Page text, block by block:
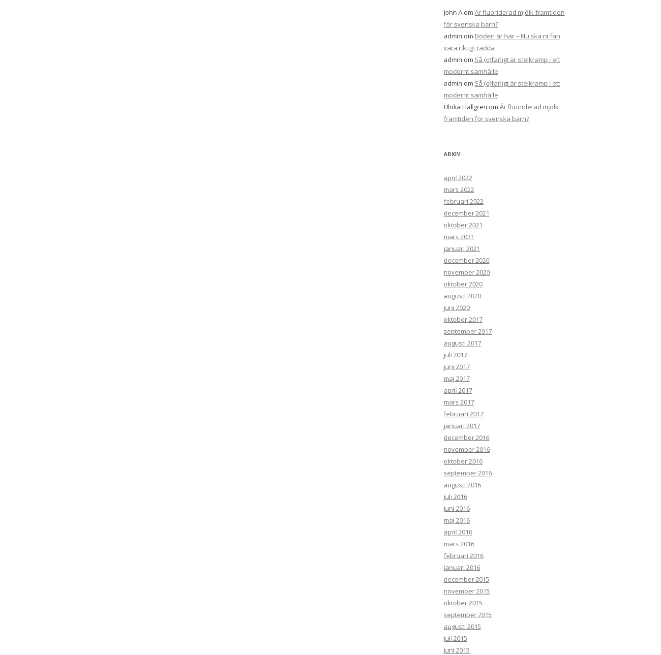
John A om Är fluoriderad mjölk framtiden
för svenska barn?
admin om Döden är här – Nu ska ni fan
vara riktigt rädda
admin om Så (o)farligt är stelkramp i ett
modernt samhälle
admin om Så (o)farligt är stelkramp i ett
modernt samhälle
Ulrika Hallgren om Är fluoriderad mjölk
framtiden för svenska barn?
ARKIV
april 2022
mars 2022
februari 2022
december 2021
oktober 2021
mars 2021
januari 2021
december 2020
november 2020
oktober 2020
augusti 2020
juni 2020
oktober 2017
september 2017
augusti 2017
juli 2017
juni 2017
maj 2017
april 2017
mars 2017
februari 2017
januari 2017
december 2016
november 2016
oktober 2016
september 2016
augusti 2016
juli 2016
juni 2016
maj 2016
april 2016
mars 2016
februari 2016
januari 2016
december 2015
november 2015
oktober 2015
september 2015
augusti 2015
juli 2015
juni 2015